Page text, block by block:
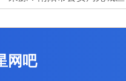
网吧